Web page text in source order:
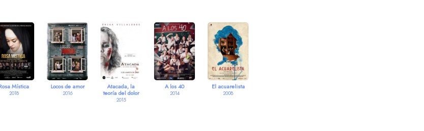
Mística
2018
Locos de amor
2016
Atacada, la
teoría del dolor
2015
A los 40
2014
El acuarelista
2008